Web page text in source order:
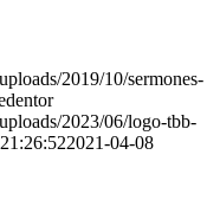
2019/10/sermones-
2023/06/logo-tbb-
2021-04-08